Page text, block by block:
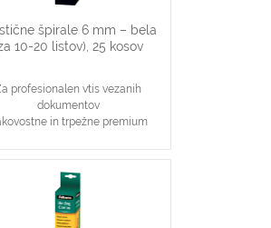
špirale 6 mm – bela
10-20 listov), 25 kosov
profesionalen vtis vezanih
dokumentov
in trpežne premium
ekonomičen in
našin vezave dokumentov
špirale primerne za vezavo 2-
20 stranskih dokumentov
za katerikoli aparat za